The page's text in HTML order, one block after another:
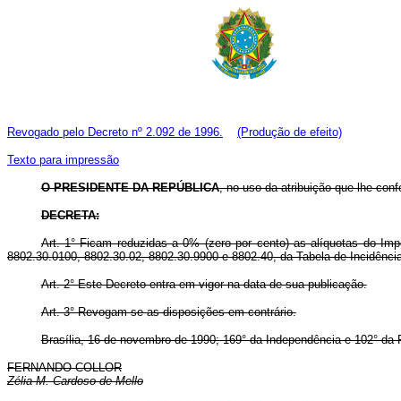
Revogado pelo Decreto nº 2.092 de 1996. (Produção de efeito)
Texto para impressão
O PRESIDENTE DA REPÚBLICA, no uso da atribuição que lhe
DECRETA:
Art. 1° Ficam reduzidas a 0% (zero por cento) as alíquotas do
8802.30.0100, 8802.30.02, 8802.30.9900 e 8802.40, da Tabela de
Art. 2° Este Decreto entra em vigor na data de sua publicação.
Art. 3° Revogam-se as disposições em contrário.
Brasília, 16 de novembro de 1990; 169° da Independência e 102° da
FERNANDO COLLOR
Zélia M. Cardoso de Mello